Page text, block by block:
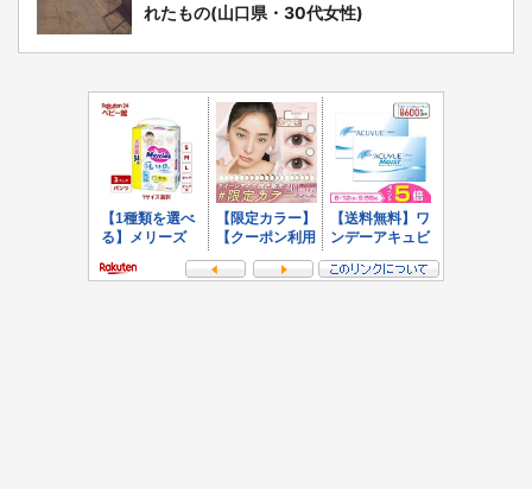
れたもの(山口県・30代女性)